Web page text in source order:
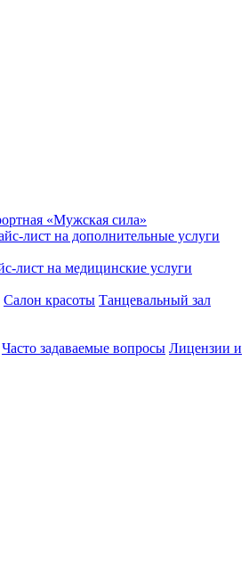
«Мужская сила»
лист на дополнительные услуги
лист на медицинские услуги
Салон красоты Танцевальный зал
Часто задаваемые вопросы Лицензии и